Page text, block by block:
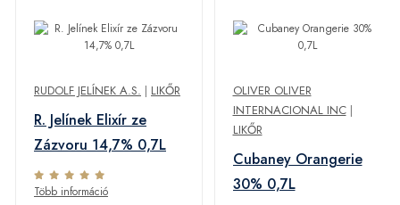
RUDOLF JELÍNEK A.S. | LIKŐR
R. Jelínek Elixír ze
Zázvoru 14,7% 0,7L
Több információ
OLIVER OLIVER
INTERNACIONAL INC|
LIKŐR
Cubaney Orangerie
30% 0,7L